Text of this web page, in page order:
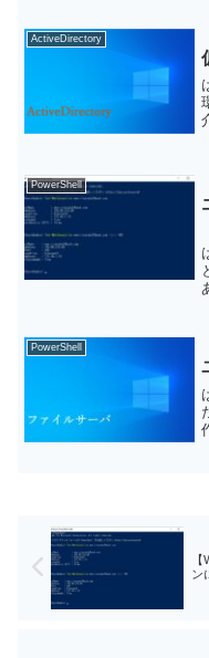
ActiveDirectory
PowerShell
PowerShell
ン